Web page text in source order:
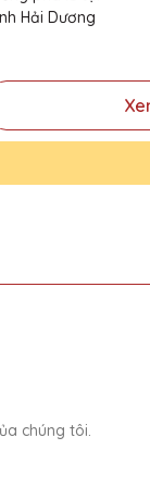
chúng tôi.